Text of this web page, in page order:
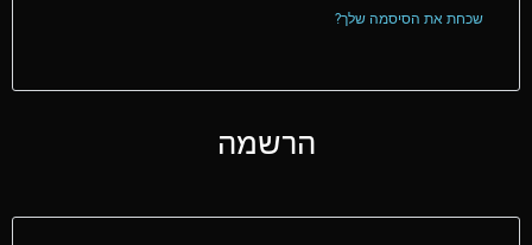
שכחת את הסיסמה שלך?
הרשמה